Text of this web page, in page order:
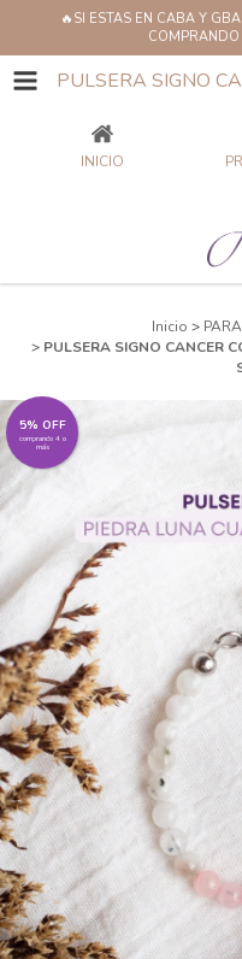
🔥SI ESTAS EN CABA Y
INICIO
Inicio >
> PULSERA SIGNO CANCER
5% OFF
comprando 4 o
más